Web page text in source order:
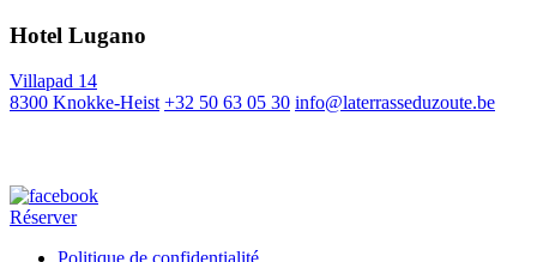
Hotel Lugano
Villapad 14
8300 Knokke-Heist +32 50 63 05 30 info@laterrasseduzoute.be
Réserver